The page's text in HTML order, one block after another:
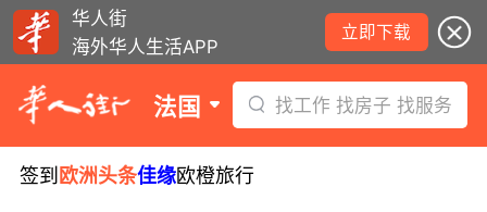
华人街
海外华人生活APP
立即下载
法国 找工作 找房子 找服务
签到 欧洲头条佳缘欧橙旅行